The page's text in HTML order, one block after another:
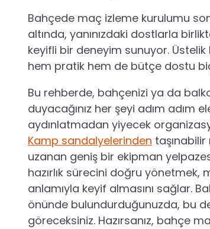
Bahçede maç izleme kurulumu
altında, yanınızdaki dostlarla
keyifli bir deneyim sunuyor.
hem pratik hem de bütçe dostu
Bu rehberde, bahçenizi ya da
duyacağınız her şeyi adım adım
aydınlatmadan yiyecek
Kamp sandalyelerinden
uzanan geniş bir ekipman
hazırlık sürecini doğru
anlamıyla keyif almasını sağlar.
önünde bulundurduğunuzda, bu
göreceksiniz. Hazırsanız, bahçe